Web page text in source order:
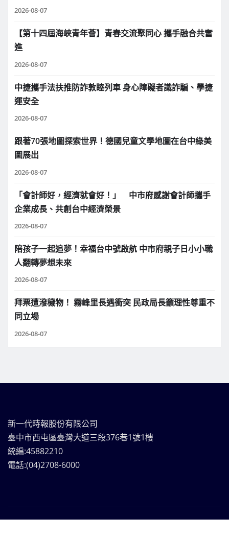
2026-08-07
【第十四屆海峽青年薈】青春交流聚同心 攜手融合共奮
進
2026-08-07
中捷攜手法扶推防詐敦睦列車 身心障礙者識詐騙、學捷
運安全
2026-08-07
跟著70張地圖探索世界！德國兒童文學地圖在台中綠美
圖展出
2026-08-07
「會計師好，經濟就會好！」 中市府感謝會計師攜手
企業成長、共創台中經濟榮景
2026-08-07
陪孩子一起追夢！幸福台中號啟航 中市府親子日小小職
人翻轉夢想未來
2026-08-07
拜票遭潑穢物！ 霧峰里長遇衝突 民政局長籲理性尊重不
同立場
2026-08-07
新一代時報股份有限公司
臺中市西屯區臺灣大道三段376巷1號1樓
統編:45882210
電話:(04)2708-6000